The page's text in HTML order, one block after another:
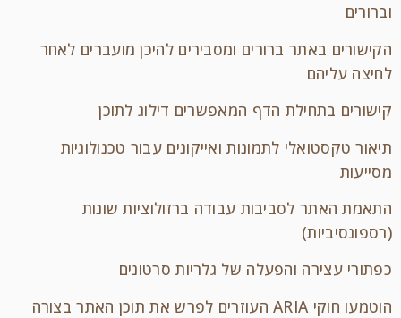
וברורים
הקישורים באתר ברורים ומסבירים להיכן מועברים לאחר
לחיצה עליהם
קישורים בתחילת הדף המאפשרים דילוג לתוכן
תיאור טקסטואלי לתמונות ואייקונים עבור טכנולוגיות
מסייעות
התאמת האתר לסביבות עבודה ברזולוציות שונות
(רספונסיביות)
כפתורי עצירה והפעלה של גלריות סרטונים
הוטמעו חוקי ARIA העוזרים לפרש את תוכן האתר בצורה